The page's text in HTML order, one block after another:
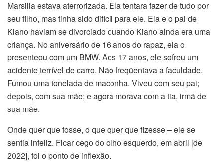
Marsilla estava aterrorizada. Ela tentara fazer de tudo por
seu filho, mas tinha sido difícil para ele. Ela e o pai de
Kiano haviam se divorciado quando Kiano ainda era uma
criança. No aniversário de 16 anos do rapaz, ela o
presenteou com um BMW. Aos 17 anos, ele sofreu um
acidente terrível de carro. Não freqüentava a faculdade.
Fumou uma tonelada de maconha. Viveu com seu pai;
depois, com sua mãe; e agora morava com a tia, irmã de
sua mãe.
Onde quer que fosse, o que quer que fizesse – ele se
sentia infeliz. Ficar cego do olho esquerdo, em abril [de
2022], foi o ponto de inflexão.